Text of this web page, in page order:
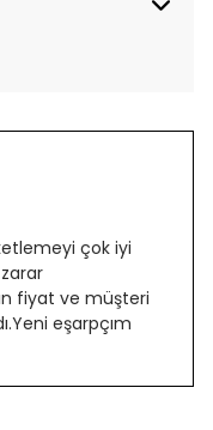
çok iyi
fiyat ve müşteri
eşarpçım